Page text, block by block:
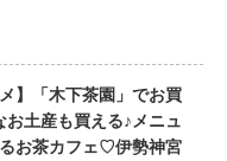
】「木下茶園」でお買
お土産も買える♪メニュ
お茶カフェ♡伊勢神宮